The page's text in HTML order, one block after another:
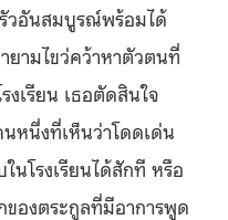
วอันสมบูรณ์พร้อมได้
ยามไขว่คว้าหาตัวตนที่
เรียน เธอตัดสินใจ
หนึ่งที่เห็นว่าโดดเด่น
นโรงเรียนได้สักที หรือ
องตระกูลที่มีอาการพูด